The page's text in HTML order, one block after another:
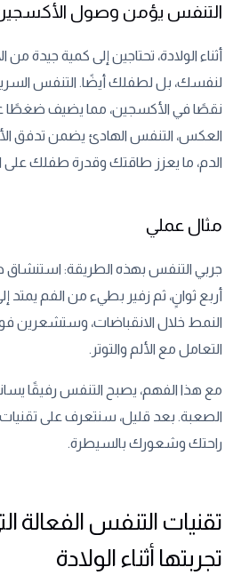
التنفس يؤمن وصول الأكسجين
أثناء الولادة، تحتاجين إلى كمية
لنفسك، بل لطفلك أيضًا. التنفس
نقصًا في الأكسجين، مما يضيف ضغطًا
العكس، التنفس الهادئ يضمن تدفق
الدم، ما يعزز طاقتك وقدرة طفلك على
مثال عملي
جربي التنفس بهذه الطريقة: استنشاق
أربع ثوانٍ، ثم زفير بطيء من الفم
النمط خلال الانقباضات، وستشعرين
التعامل مع الألم والتوتر.
مع هذا الفهم، يصبح التنفس رفيقًا
الصعبة. بعد قليل، سنتعرف على تقنيات
راحتك وشعورك بالسيطرة.
تقنيات التنفس الفعالة
تجربتها أثناء الولادة